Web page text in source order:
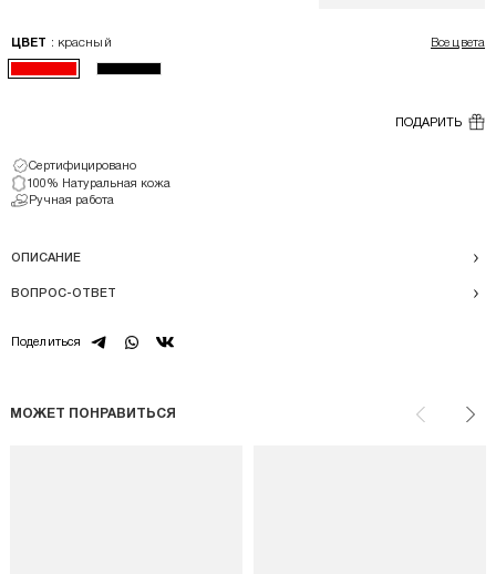
ЦВЕТ : красный Все цвета
ПОДАРИТЬ
Сертифицировано
100% Натуральная кожа
Ручная работа
ОПИСАНИЕ
ВОПРОС-ОТВЕТ
Поделиться telegramwhatsapp
vk
МОЖЕТ ПОНРАВИТЬСЯ
Назад